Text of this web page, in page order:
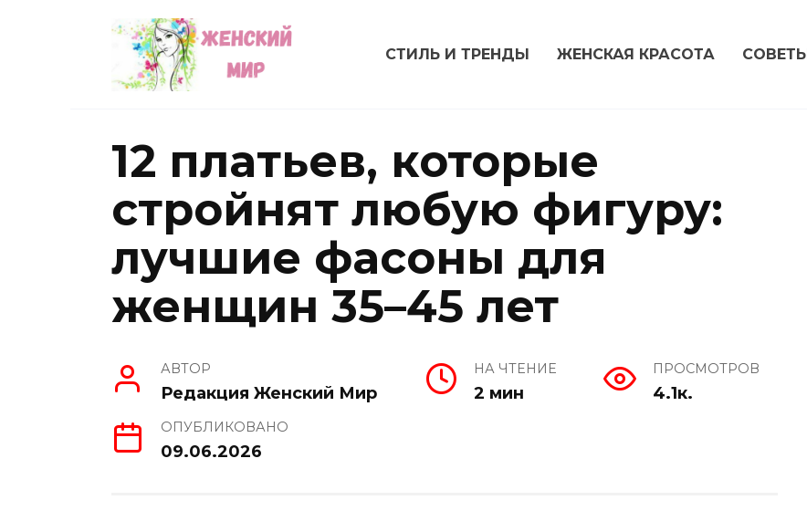
содержанию
СТИЛЬ И ТРЕНДЫ ЖЕНСКАЯ КРАСОТА СОВЕТЫ
12 платьев, которые
стройнят любую фигуру:
лучшие фасоны для
женщин 35–45 лет
АВТОР
Редакция Женский Мир
НА ЧТЕНИЕ
2 мин
ПРОСМОТРОВ
4.1к.
ОПУБЛИКОВАНО
09.06.2026